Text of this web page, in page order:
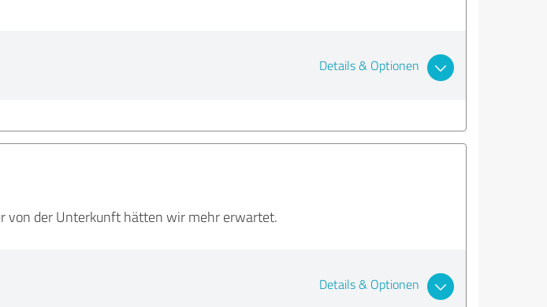
Details & Optionen
von der Unterkunft hätten wir mehr erwartet.
Details & Optionen